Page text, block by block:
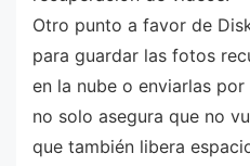
Otro punto a favor de
para guardar las fotos
en la nube o enviarlas
no solo asegura que no
que también libera